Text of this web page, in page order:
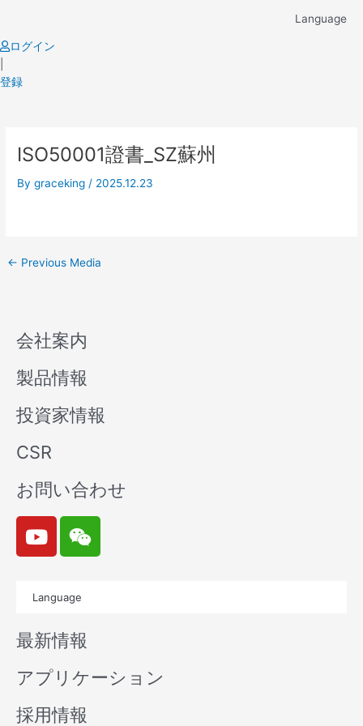
content
Language
ログイン
登録
ISO50001證書_SZ蘇州
Bygraceking / 2025.12.23
navigation
← Previous Media
会社案内
製品情報
投資家情報
CSR
お問い合わせ
Y
o
u
b
e
W
e
i
n
Language
最新情報
アプリケーション
採用情報